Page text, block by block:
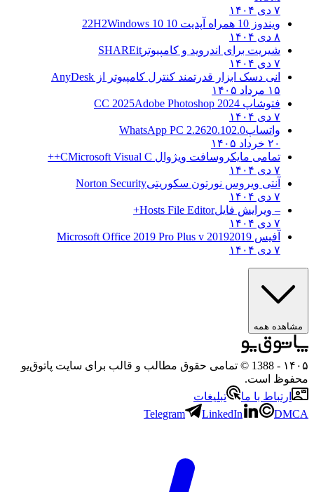
۷ دی ۱۴۰۴
ویندوز 10 همراه آپدیت 10 22H2
Windows 10
۸ دی ۱۴۰۴
شیریت برای اندروید و کامپیوتر SHAREit
۷ دی ۱۴۰۴
انی دسک ابزار قدرتمند کنترل کامپیوتر از AnyDesk
۱۵ مرداد ۱۴۰۵
فتوشاپ CC 2025 Adobe Photoshop 2024
۷ دی ۱۴۰۴
واتساپWhatsApp PC 2.2620.102.0
۲۰ خرداد ۱۴۰۵
تمامی مایکروسافت ویژوال C Microsoft Visual C++
۷ دی ۱۴۰۴
آنتی ویروس نورتون سکوریتیNorton Security
۷ دی ۱۴۰۴
– ویرایش فایلHosts File Editor+
۷ دی ۱۴۰۴
آفیس 2019 2019 Microsoft Office 2019 Pro Plus v
۷ دی ۱۴۰۴
مشاهده همه
۱۴۰۵
- 1388 © تمامی حقوق مطالب و قالب برای سایت پاتوق‌یو
محفوظ است.
ارتباط با ما
تبلیغات
Telegram
LinkedIn DMCA